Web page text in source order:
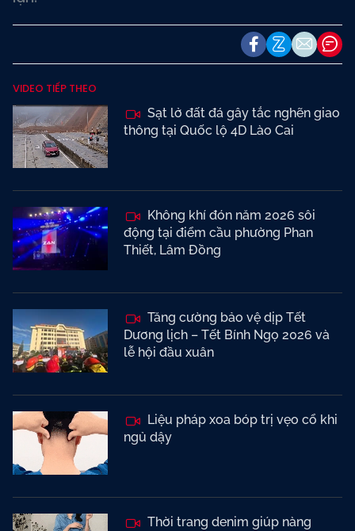
VIDEO TIẾP THEO
Sạt lở đất đá gây tắc nghẽn giao
thông tại Quốc lộ 4D Lào Cai
Không khí đón năm 2026 sôi
động tại điểm cầu phường Phan
Thiết, Lâm Đồng
Tăng cường bảo vệ dịp Tết
Dương lịch – Tết Bính Ngọ 2026 và
lễ hội đầu xuân
Liệu pháp xoa bóp trị vẹo cổ khi
ngủ dậy
Thời trang denim giúp nàng